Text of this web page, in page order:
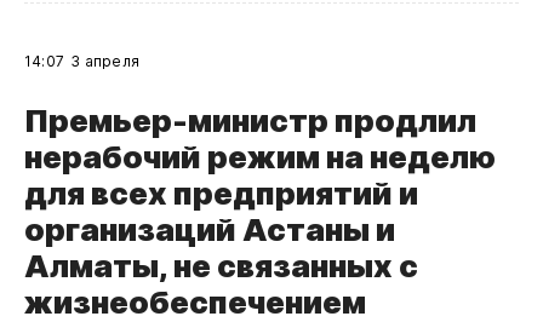
14:07 3 апреля
Премьер-министр продлил
нерабочий режим на неделю
для всех предприятий и
организаций Астаны и
Алматы, не связанных с
жизнеобеспечением